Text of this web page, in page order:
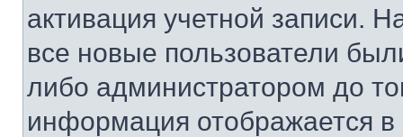
активация учетной записи.
все новые пользователи
либо администратором до
информация отображается